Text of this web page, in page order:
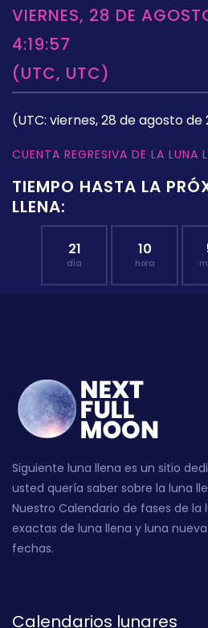
VIERNES, 28 DE
4:19:57
(UTC, UTC)
(UTC: viernes, 28 de agosto de
CUENTA REGRESIVA DE LA LUNA
TIEMPO HASTA LA
LLENA:
21
día
10
hora
Siguiente luna llena es un sitio
usted quería saber sobre la luna
Nuestro Calendario de fases de
exactas de luna llena y luna
fechas.
Calendarios lunares